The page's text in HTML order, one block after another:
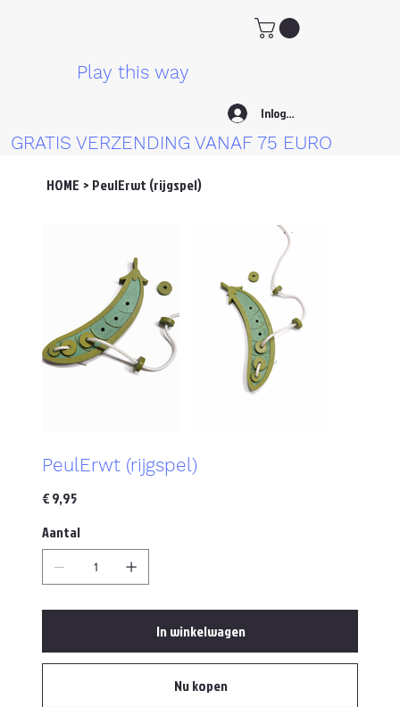
Play this way
Inloggen
GRATIS VERZENDING VANAF 75 EURO
HOME > PeulErwt (rijgspel)
PeulErwt (rijgspel)
Prijs
€ 9,95
Aantal
In winkelwagen
Nu kopen